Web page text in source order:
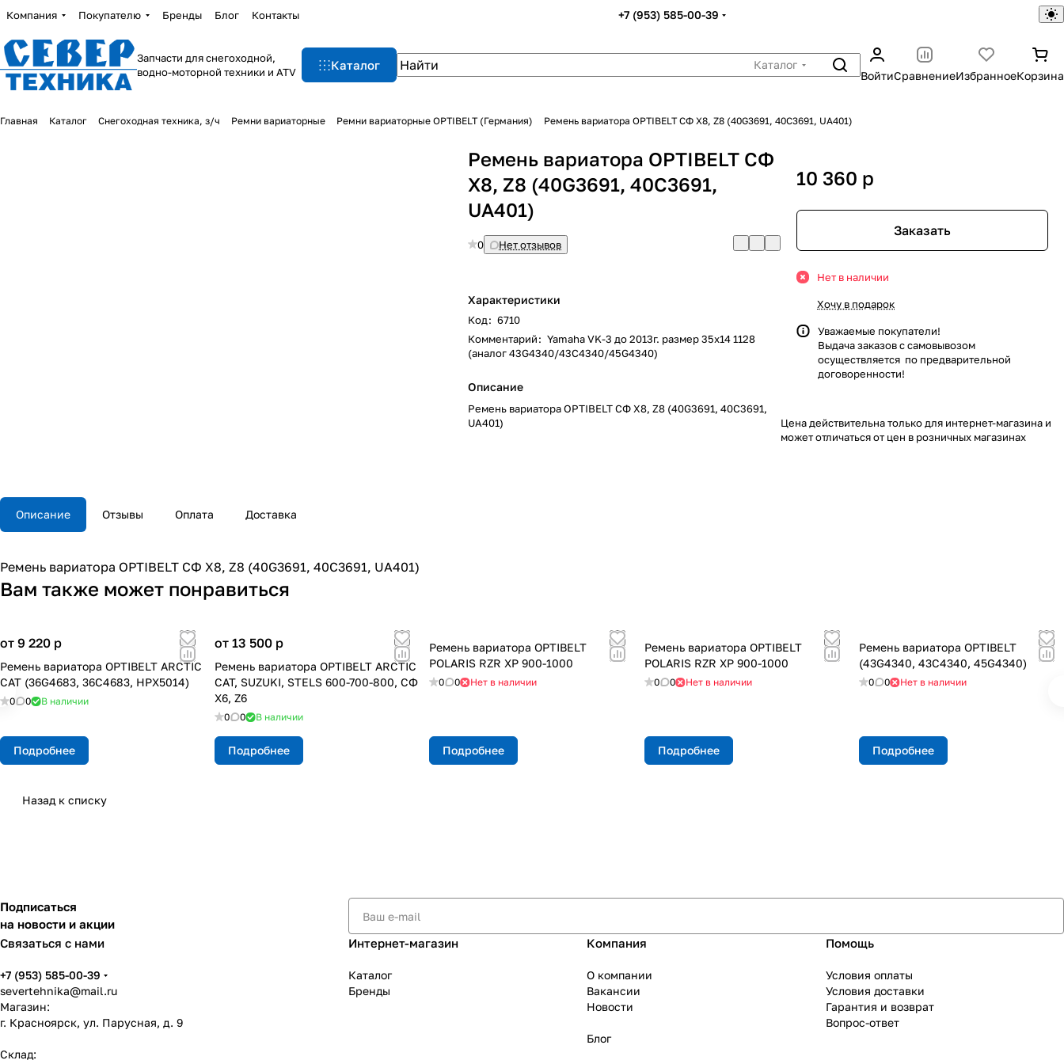
Компания Покупателю Бренды Блог Контакты +7 (953) 585-00-39
Запчасти для снегоходной,
водно-моторной техники и ATV
Каталог
Каталог
ВойтиСравнениеИзбранноеКорзина
Главная Каталог Снегоходная техника, з/ч Ремни вариаторные Ремни вариаторные OPTIBELT (Германия) Ремень вариатора OPTIBELT СФ X8, Z8 (40G3691, 40C3691, UA401)
Ремень вариатора OPTIBELT СФ
X8, Z8 (40G3691, 40C3691,
UA401)
0 Нет отзывов
Характеристики
Код: 6710
Комментарий: Yamaha VK-3 до 2013г. размер 35х14 1128
(аналог 43G4340/43C4340/45G4340)
Описание
Ремень вариатора OPTIBELT СФ X8, Z8 (40G3691, 40C3691,
UA401)
10 360 p
Заказать
Нет в наличии
Хочу в подарок
Уважаемые покупатели!
Выдача заказов с самовывозом
осуществляется по предварительной
договоренности!
Цена действительна только для интернет-магазина и
может отличаться от цен в розничных магазинах
Описание Отзывы Оплата Доставка
Ремень вариатора OPTIBELT СФ X8, Z8 (40G3691, 40C3691, UA401)
Вам также может понравиться
от 9 220 p
Ремень вариатора OPTIBELT ARCTIC
CAT (36G4683, 36C4683, HPX5014)
0 0 В наличии
Подробнее
от 13 500 p
Ремень вариатора OPTIBELT ARCTIC
CAT, SUZUKI, STELS 600-700-800, СФ
X6, Z6
0 0 В наличии
Подробнее
Ремень вариатора OPTIBELT
POLARIS RZR XP 900-1000
0 0 Нет в наличии
Подробнее
Ремень вариатора OPTIBELT
POLARIS RZR XP 900-1000
0 0 Нет в наличии
Подробнее
Ремень вариатора OPTIBELT
(43G4340, 43C4340, 45G4340)
0 0 Нет в наличии
Подробнее
Назад к списку
Подписаться
на новости и акции
Связаться с нами
+7 (953) 585-00-39
severtehnika@mail.ru
Магазин:
г. Красноярск, ул. Парусная, д. 9
Склад:
Интернет-магазин
Каталог
Бренды
Компания
О компании
Вакансии
Новости
Блог
Помощь
Условия оплаты
Условия доставки
Гарантия и возврат
Вопрос-ответ